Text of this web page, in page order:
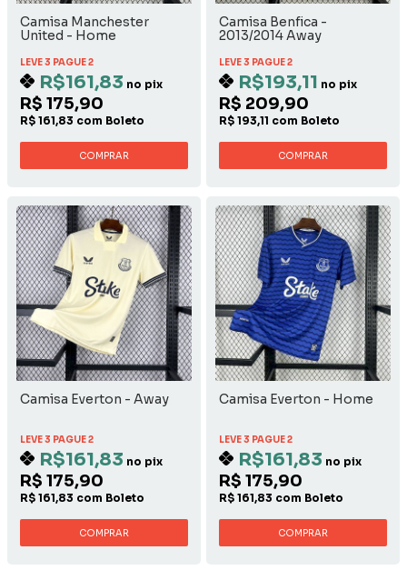
Camisa Manchester
United - Home
LEVE 3 PAGUE 2
R$161,83 no pix
R$ 175,90
R$ 161,83 com Boleto
COMPRAR
Camisa Benfica -
2013/2014 Away
LEVE 3 PAGUE 2
R$193,11 no pix
R$ 209,90
R$ 193,11 com Boleto
COMPRAR
Camisa Everton - Away
LEVE 3 PAGUE 2
R$161,83 no pix
R$ 175,90
R$ 161,83 com Boleto
COMPRAR
Camisa Everton - Home
LEVE 3 PAGUE 2
R$161,83 no pix
R$ 175,90
R$ 161,83 com Boleto
COMPRAR